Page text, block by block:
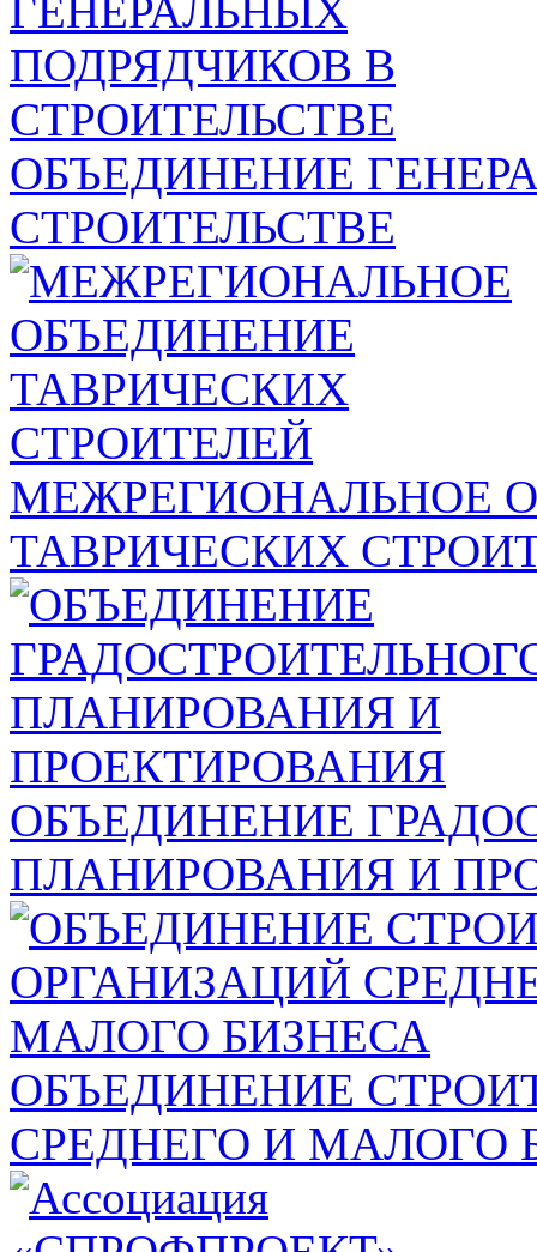
ОБЪЕДИНЕНИЕ
СТРОИТЕЛЬСТВЕ
МЕЖРЕГИОНАЛЬНОЕ
ТАВРИЧЕСКИХ
ОБЪЕДИНЕНИЕ
ПЛАНИРОВАНИЯ И
ОБЪЕДИНЕНИЕ
СРЕДНЕГО И МАЛОГО